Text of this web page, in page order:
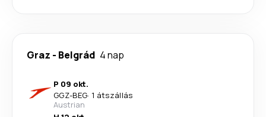
Graz - Belgrád 4 nap
P 09 okt.
GGZ-BEG· 1 átszállás
Austrian